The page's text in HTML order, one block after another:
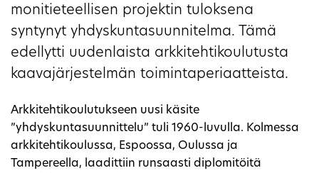
monitieteellisen projektin tuloksena
syntynyt yhdyskuntasuunnitelma. Tämä
edellytti uudenlaista arkkitehtikoulutusta
kaavajärjestelmän toimintaperiaatteista.
Arkkitehtikoulutukseen uusi käsite
”yhdyskuntasuunnittelu” tuli 1960-luvulla. Kolmessa
arkkitehtikoulussa, Espoossa, Oulussa ja
Tampereella, laadittiin runsaasti diplomitöitä